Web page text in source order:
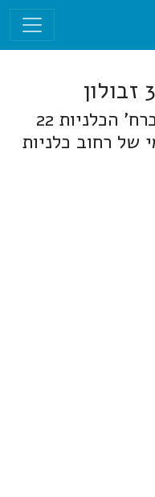
ייעוד למגורים וגני ילדים ברח' הכלניות 22
של רחוב כלניות